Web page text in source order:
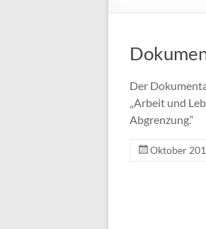
Der
„Arbeit und
Abgrenzung.“
Oktober